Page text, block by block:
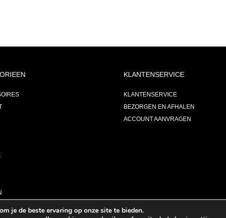
KLANTENSERVICE
KLANTENSERVICE
BEZORGEN EN AFHALEN
ACCOUNT AANVRAGEN
je de beste ervaring op onze site te bieden.